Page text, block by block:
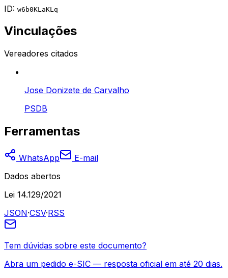
ID: w6b0KLaKLq
Vinculações
Vereadores citados
Jose Donizete de Carvalho
PSDB
Ferramentas
WhatsApp
E-mail
Dados abertos
Lei 14.129/2021
JSON·CSV·RSS
Tem dúvidas sobre este documento?
Abra um pedido e-SIC — resposta oficial em até 20 dias.